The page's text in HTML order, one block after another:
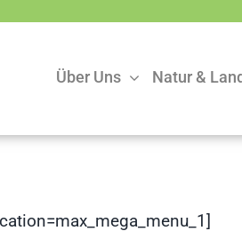
Über Uns Natur &